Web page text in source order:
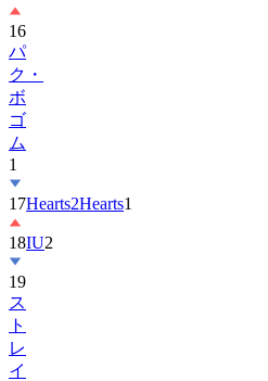
16
パ
ク・
ボ
ゴ
ム
1
17Hearts2Hearts1
18IU2
19
ス
ト
レ
イ